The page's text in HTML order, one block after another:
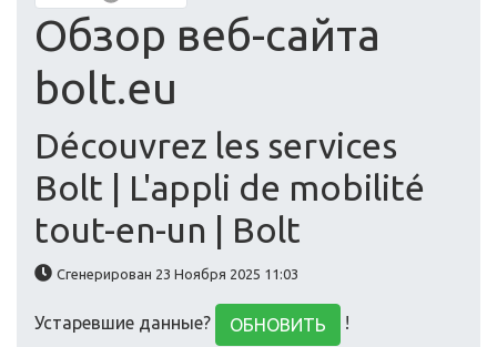
Обзор веб-сайта
bolt.eu
Découvrez les services
Bolt | L'appli de mobilité
tout-en-un | Bolt
Сгенерирован 23 Ноября 2025 11:03
Устаревшие данные? ОБНОВИТЬ !